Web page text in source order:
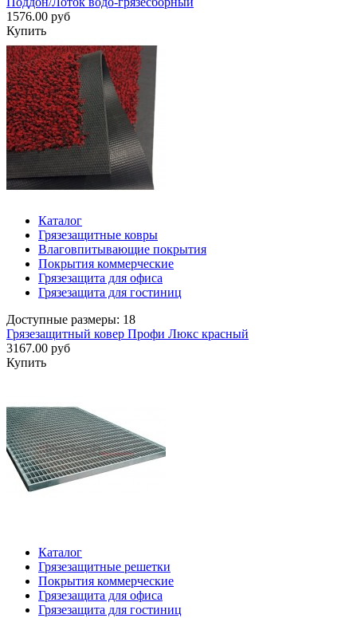
1576.00 руб
Купить
Каталог
Грязезащитные ковры
Влаговпитывающие покрытия
Покрытия коммерческие
Грязезащита для офиса
Грязезащита для гостиниц
Доступные размеры: 18
Грязезащитный ковер Профи Люкс красный
3167.00 руб
Купить
Каталог
Грязезащитные решетки
Покрытия коммерческие
Грязезащита для офиса
Грязезащита для гостиниц